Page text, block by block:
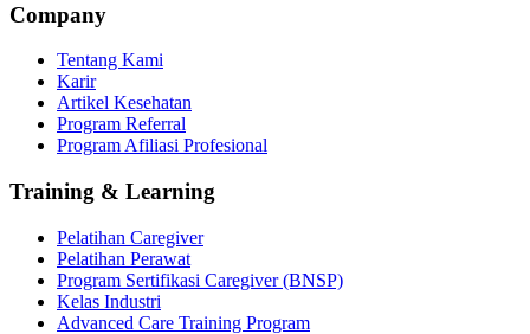
Company
Tentang Kami
Karir
Artikel Kesehatan
Program Referral
Program Afiliasi Profesional
Training & Learning
Pelatihan Caregiver
Pelatihan Perawat
Program Sertifikasi Caregiver (BNSP)
Kelas Industri
Advanced Care Training Program